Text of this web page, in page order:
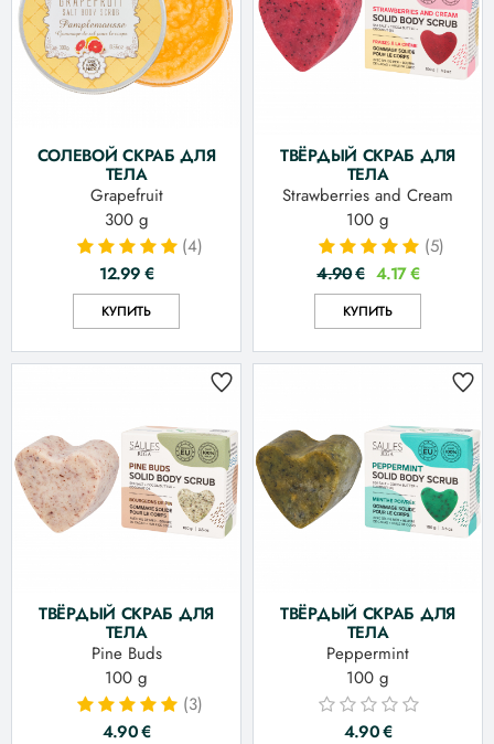
СОЛЕВОЙ СКРАБ ДЛЯ
ТЕЛА
Grapefruit
300 g
(4)
12.99€
КУПИТЬ
ТВЁРДЫЙ СКРАБ ДЛЯ
ТЕЛА
Strawberries and Cream
100 g
(5)
4.90€ 4.17€
КУПИТЬ
ТВЁРДЫЙ СКРАБ ДЛЯ
ТЕЛА
Pine Buds
100 g
(3)
4.90€
ТВЁРДЫЙ СКРАБ ДЛЯ
ТЕЛА
Peppermint
100 g
4.90€